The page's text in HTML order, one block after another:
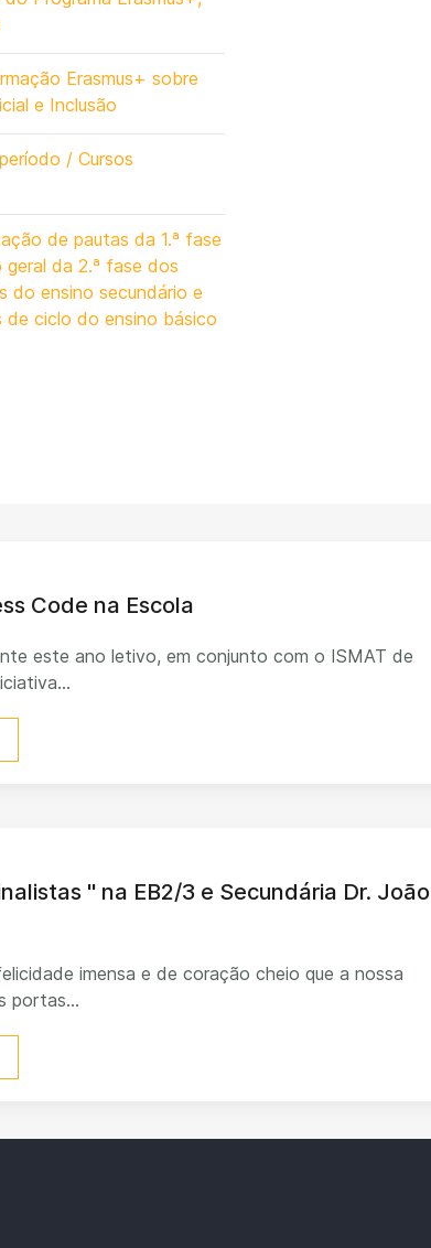
Erasmus+ sobre
e Inclusão
/ Cursos
de pautas da 1.ª fase
da 2.ª fase dos
do ensino secundário e
de ciclo do ensino básico
Code na Escola
este ano letivo, em conjunto com o ISMAT de
" na EB2/3 e Secundária Dr. João
imensa e de coração cheio que a nossa
portas...